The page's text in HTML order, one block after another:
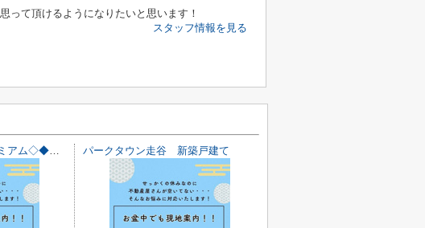
って頂けるようになりたいと思います！
スタッフ情報を見る
パークタウン走谷 新築戸建て